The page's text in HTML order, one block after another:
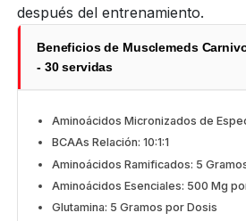
después del entrenamiento.
Beneficios de Musclemeds
- 30 servidas
Aminoácidos Micronizados de
BCAAs Relación: 10:1:1
Aminoácidos Ramificados: 5
Aminoácidos Esenciales: 500 Mg
Glutamina: 5 Gramos por Dosis